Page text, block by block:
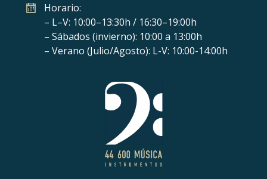
Horario:
– L–V: 10:00–13:30h / 16:30–19:00h
– Sábados (invierno): 10:00 a 13:00h
– Verano (Julio/Agosto): L-V: 10:00-14:00h